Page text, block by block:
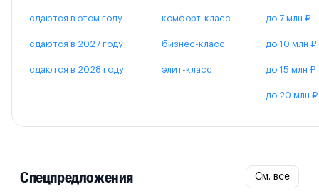
сдаются в этом году
сдаются в 2027 году
сдаются в 2028 году
комфорт-класс
бизнес-класс
элит-класс
до 7 млн ₽
до 10 млн ₽
до 15 млн ₽
до 20 млн ₽
Спецпредложения См. все